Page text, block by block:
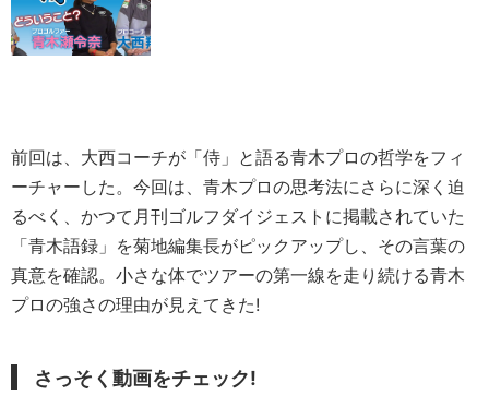
前回は、大西コーチが「侍」と語る青木プロの哲学をフィ
ーチャーした。今回は、青木プロの思考法にさらに深く迫
るべく、かつて月刊ゴルフダイジェストに掲載されていた
「青木語録」を菊地編集長がピックアップし、その言葉の
真意を確認。小さな体でツアーの第一線を走り続ける青木
プロの強さの理由が見えてきた!
さっそく動画をチェック!